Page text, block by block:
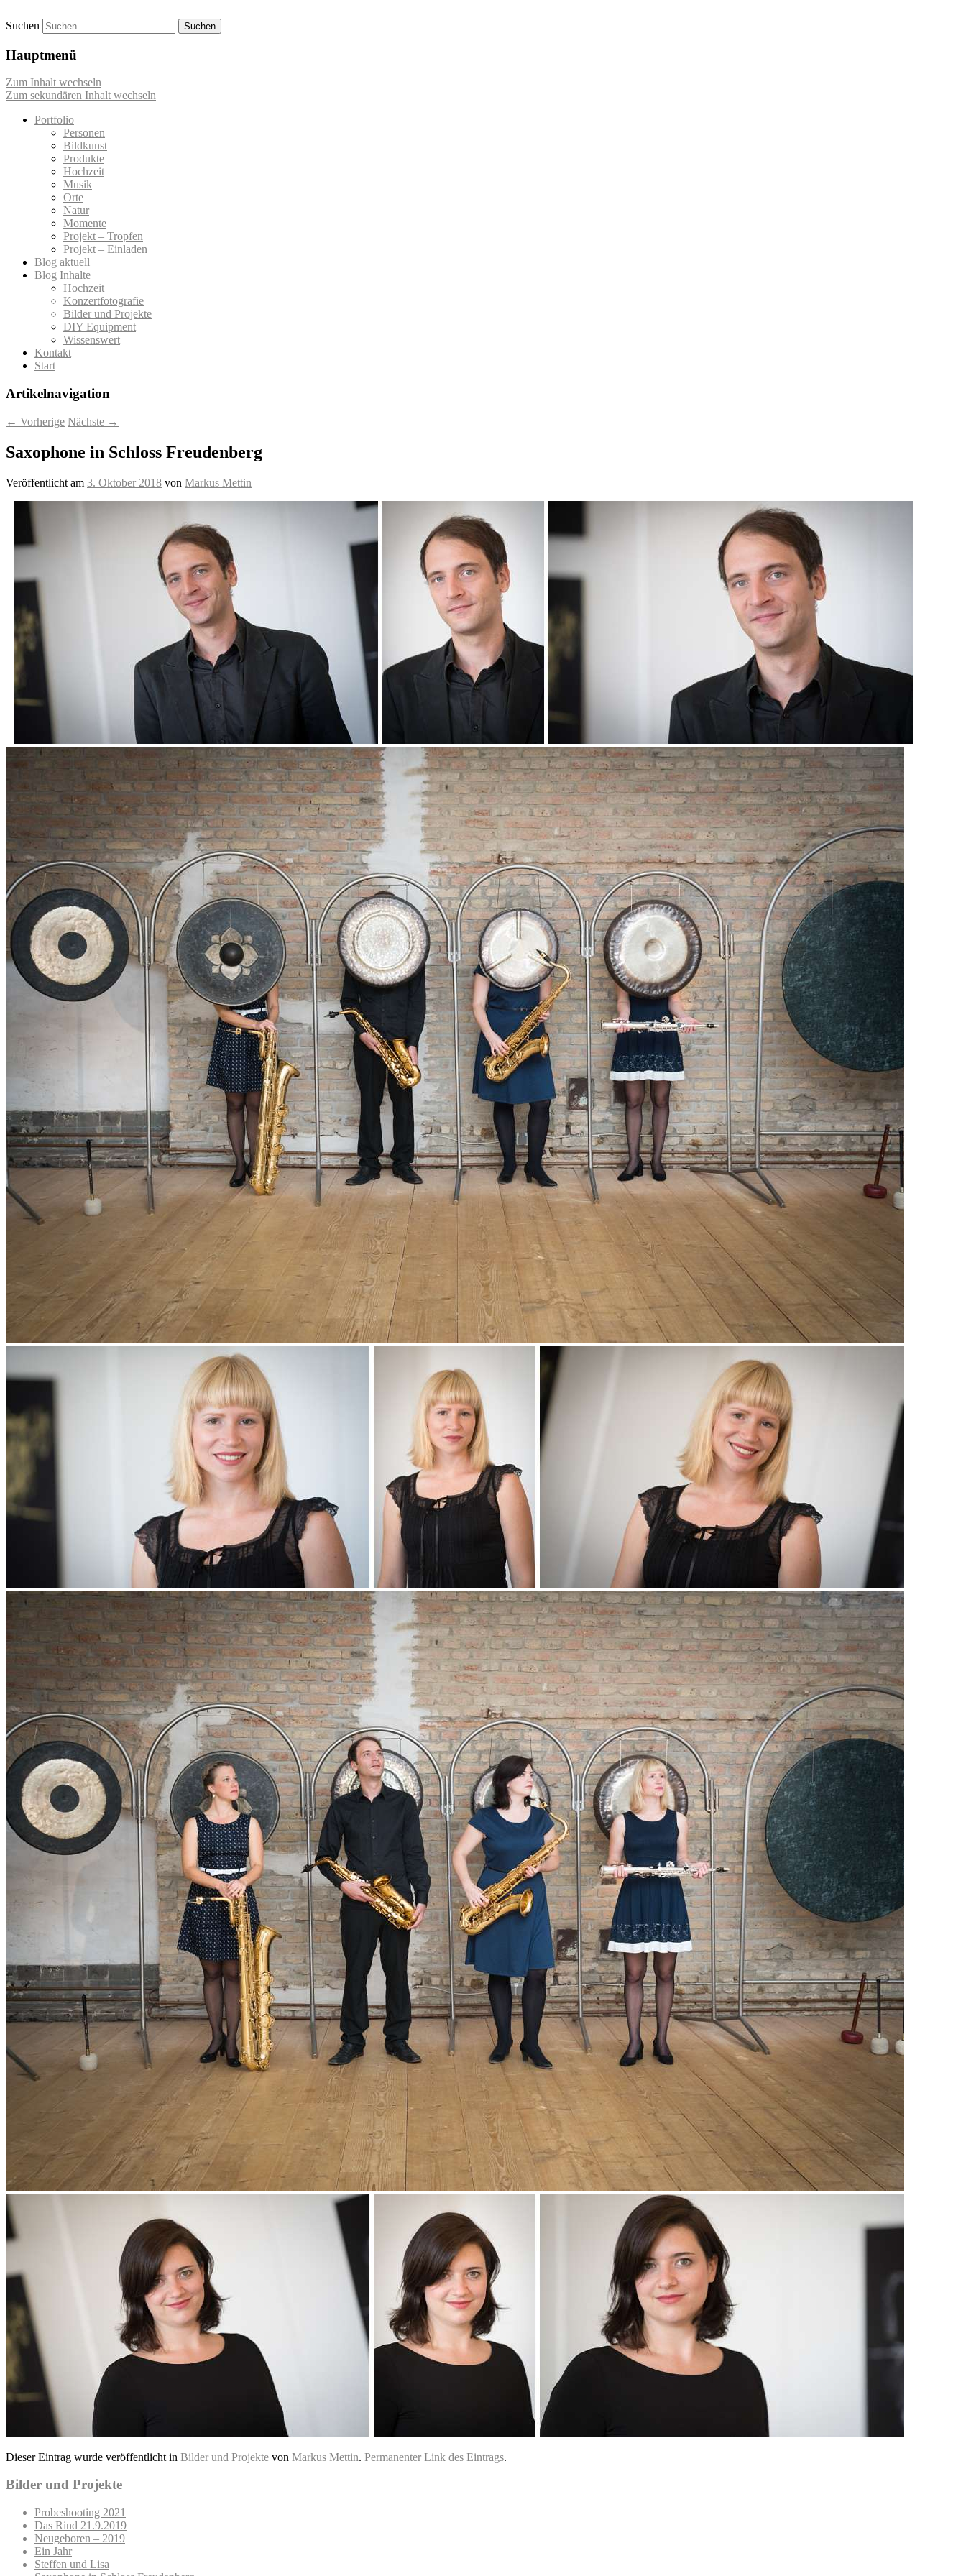
M-Momente
Momentaufnahmen von Markus Mettin
Suchen
Hauptmenü
Zum Inhalt wechseln
Zum sekundären Inhalt wechseln
Portfolio
Personen
Bildkunst
Produkte
Hochzeit
Musik
Orte
Natur
Momente
Projekt – Tropfen
Projekt – Einladen
Blog aktuell
Blog Inhalte
Hochzeit
Konzertfotografie
Bilder und Projekte
DIY Equipment
Wissenswert
Kontakt
Start
Artikelnavigation
← Vorherige Nächste →
Saxophone in Schloss Freudenberg
Veröffentlicht am 3. Oktober 2018 von Markus Mettin
Dieser Eintrag wurde veröffentlicht in Bilder und Projekte von Markus Mettin. Permanenter Link des Eintrags.
Bilder und Projekte
Probeshooting 2021
Das Rind 21.9.2019
Neugeboren – 2019
Ein Jahr
Steffen und Lisa